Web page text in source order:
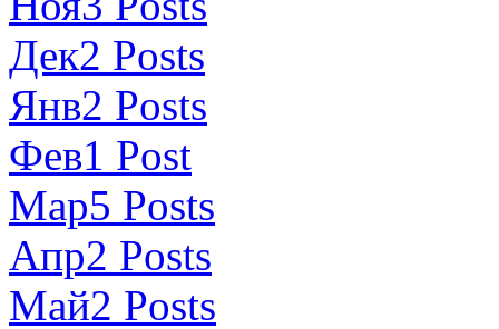
Дек2 Posts
Янв2 Posts
Фев1 Post
Мар5 Posts
Апр2 Posts
Май2 Posts